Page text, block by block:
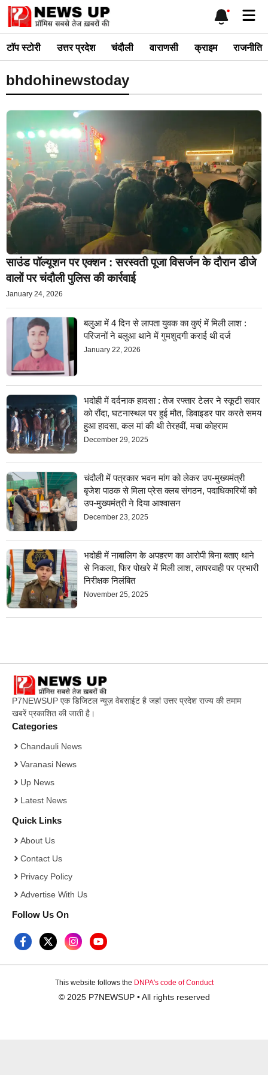
Skip
content
टाॅप स्टोरी उत्तर प्रदेश चंदौली वाराणसी क्राइम राजनीति
bhdohinewstoday
साउंड पॉल्यूशन पर एक्शन : सरस्वती पूजा विसर्जन के दौरान डीजे
वालों पर चंदौली पुलिस की कार्रवाई
January 24, 2026
बलुआ में 4 दिन से लापता युवक का कुएं में मिली लाश :
परिजनों ने बलुआ थाने में गुमशुदगी कराई थी दर्ज
January 22, 2026
भदोही में दर्दनाक हादसा : तेज रफ्तार टेलर ने स्कूटी सवार
को रौंदा, घटनास्थल पर हुई मौत, डिवाइडर पार करते समय
हुआ हादसा, कल मां की थी तेरहवीं, मचा कोहराम
December 29, 2025
चंदौली में पत्रकार भवन मांग को लेकर उप-मुख्यमंत्री
बृजेश पाठक से मिला प्रेस क्लब संगठन, पदाधिकारियों को
उप-मुख्यमंत्री ने दिया आश्वासन
December 23, 2025
भदोही में नाबालिग के अपहरण का आरोपी बिना बताए थाने
से निकला, फिर पोखरे में मिली लाश, लापरवाही पर प्रभारी
निरीक्षक निलंबित
November 25, 2025
P7NEWSUP एक डिजिटल न्यूज़ वेबसाईट है जहां उत्तर प्रदेश राज्य की तमाम
खबरें प्रकाशित की जाती है।
Categories
Chandauli News
Varanasi News
Up News
Latest News
Quick Links
About Us
Contact Us
Privacy Policy
Advertise With Us
Follow Us On
This website follows the DNPA's code of Conduct
© 2025 P7NEWSUP • All rights reserved